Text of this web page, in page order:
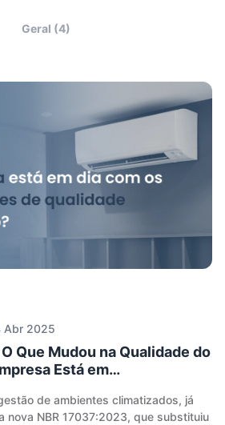
Geral (4)
Abr 2025
Que Mudou na Qualidade do
Está em
de ambientes climatizados, já
nova NBR 17037:2023, que substituiu